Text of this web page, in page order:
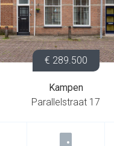
€ 289.500
Kampen
Parallelstraat 17